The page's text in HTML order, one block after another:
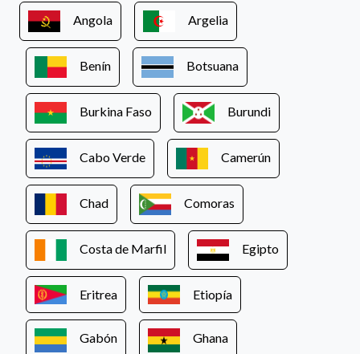
Angola Argelia
Benín Botsuana
Burkina Faso Burundi
Cabo Verde Camerún
Chad Comoras
Costa de Marfil Egipto
Eritrea Etiopía
Gabón Ghana